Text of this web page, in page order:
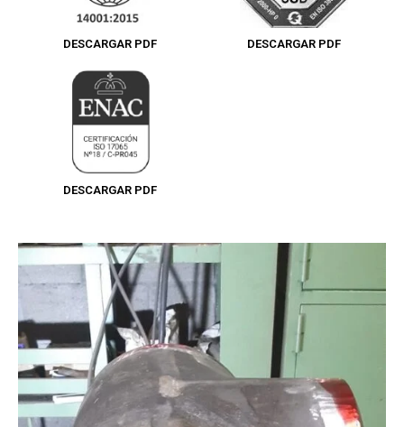
DESCARGAR PDF DESCARGAR PDF
DESCARGAR PDF